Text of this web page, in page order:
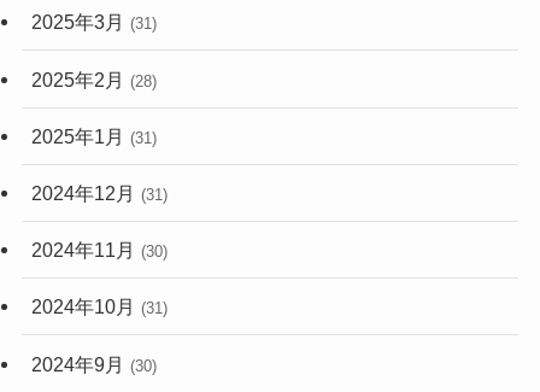
2025年3月 (31)
2025年2月 (28)
2025年1月 (31)
2024年12月 (31)
2024年11月 (30)
2024年10月 (31)
2024年9月 (30)